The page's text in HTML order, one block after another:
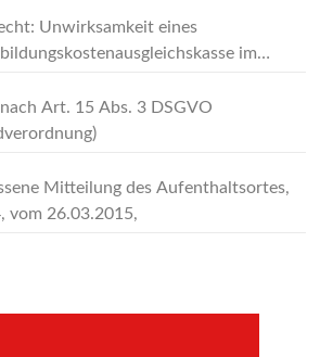
Unwirksamkeit eines
im
Art. 15 Abs. 3 DSGVO
Mitteilung des Aufenthaltsortes,
vom 26.03.2015,